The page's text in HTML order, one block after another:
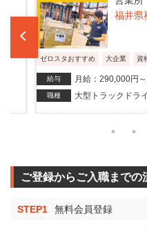
福井県
ゼロスタおすすめ 大企業 資
給与 月給：290,000円
職種 大型トラックドラ
ご登録からご入職までの
STEP1 無料会員登録